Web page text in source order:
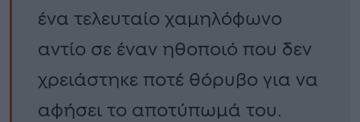
ένα τελευταίο χαμηλόφωνο
αντίο σε έναν ηθοποιό που δεν
χρειάστηκε ποτέ θόρυβο για να
αφήσει το αποτύπωμά του.